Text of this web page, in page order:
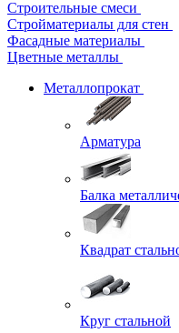
Строительные смеси
Стройматериалы для стен
Фасадные материалы
Цветные металлы
Металлопрокат
Арматура
Балка
Квадрат
Круг стальной